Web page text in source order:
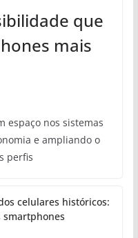
que
mais
espaço nos sistemas
e ampliando o
perfis
celulares históricos:
smartphones